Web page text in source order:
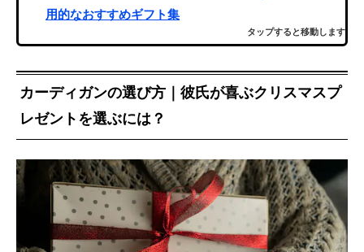
用的なおすすめギフト集
タップすると移動します
カーディガンの選び方｜彼氏が喜ぶクリスマスプ
レゼントを選ぶには？